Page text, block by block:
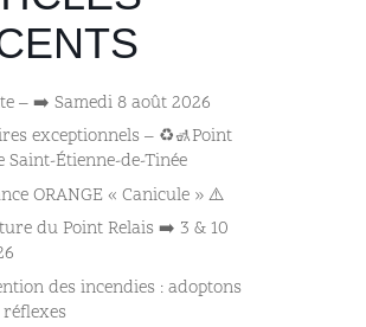
– ➡️ Samedi 8 août 2026
exceptionnels – ♻️🚮Point
Saint-Étienne-de-Tinée
ORANGE « Canicule » ⚠️
du Point Relais ➡️​ 3 & 10
des incendies : adoptons